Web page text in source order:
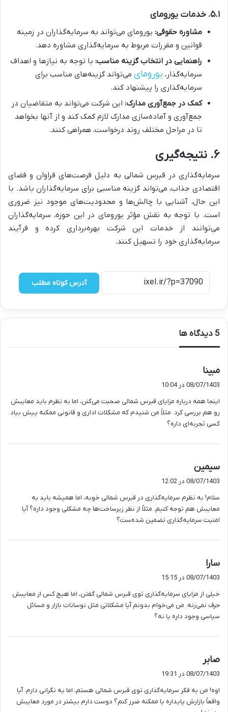
۵.۱. خدمات یورومای
مشاوره حقوقی: یورومای می‌تواند به سرمایه‌گذاران در زمینه
قوانین و مقررات مربوط به سرمایه‌گذاری مشاوره دهد.
راهنمایی در انتخاب گزینه مناسب: با توجه به نیازها و اهداف
سرمایه‌گذار، یورومای می‌تواند گزینه‌های مناسب برای
سرمایه‌گذاری را پیشنهاد کند.
کمک در جمع‌آوری مدارک: این شرکت می‌تواند به متقاضیان در
جمع‌آوری و آماده‌سازی مدارک لازم کمک کند و از آنها بخواهد
تا در مراحل مختلف روند درخواست، همراهی کنند.
۶. نتیجه‌گیری
سرمایه‌گذاری در قبرس شمالی به دلیل فرصت‌های فراوان و فضای
اقتصادی جذاب، می‌تواند گزینه مناسبی برای سرمایه‌گذاران باشد. با
این حال، آشنایی با چالش‌ها و محدودیت‌های موجود نیز ضروری
است. با توجه به نقش مؤثر یورومای در این حوزه، سرمایه‌گذاران
می‌توانند از خدمات این شرکت بهره‌برداری کرده و فرآیند
سرمایه‌گذاری خود را تسهیل کنند.
آدرس کوتاه مطلب
‫5 دیدگاه ها
مبینا
ف
:
08/07/1403 در 10:04
اینجا همه درباره مزایای قبرس شمالی صحبت می‌کنن، اما به نظرم باید معایبش
رو هم بررسی کرد. مثلاً من شنیدم که مشکلات اداری و قانونی ممکنه پیش بیاد.
کسی تجربه‌ای داره؟
سیمین
ف
:
08/07/1403 در 12:02
سلام! به نظرم سرمایه‌گذاری در قبرس شمالی خوبه، اما همیشه باید به
معایبش هم توجه کنیم. مثلاً از نظر زیرساخت‌ها چه مشکلی وجود داره؟ آیا
امنیت سرمایه‌گذاری تضمین شده‌ست؟
سارا
ف
08/07/1403 در 15:15
خیلی از مزایای سرمایه‌گذاری توی قبرس شمالی گفتن، اما هیچ کس از معایبش
حرف نمی‌زنه. من می‌خوام بدونم آیا مشکلاتی مثل نوسانات بازار و مسائل
سیاسی وجود داره یا نه؟
صابر
ف
:
08/07/1403 در 19:31
اوه! من به فکر سرمایه‌گذاری توی قبرس شمالی هستم، اما یه نگرانی دارم. آیا
واقعاً بازارش پایداره یا ممکنه ضرر کنم؟ دوست دارم بیشتر در مورد معایبش